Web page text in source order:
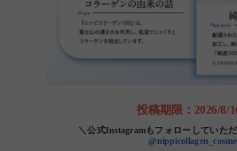
投稿期限：2026/8/
＼公式Instagramもフォローしていた